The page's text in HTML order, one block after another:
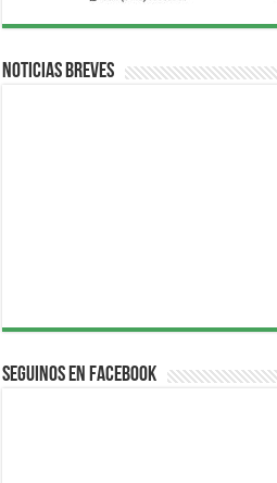
Noticias breves
Seguinos en Facebook